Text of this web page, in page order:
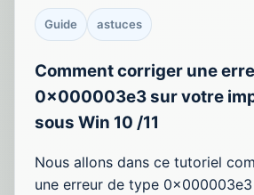
Guide astuces
Comment corriger une
0x000003e3 sur votre
sous Win 10 /11
Nous allons dans ce tutoriel
une erreur de type